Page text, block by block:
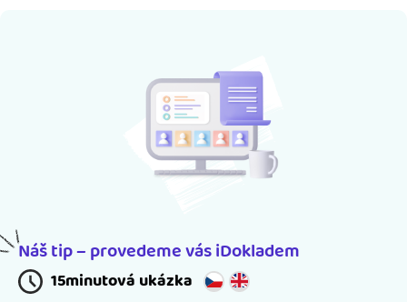
Náš tip – provedeme vás iDokladem
15minutová ukázka